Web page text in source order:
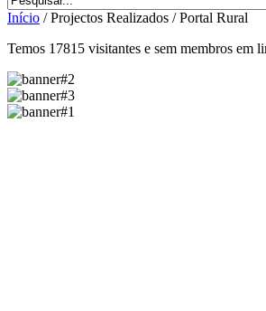
Início /Projectos Realizados /Portal Rural
Temos 17815 visitantes e sem membros em